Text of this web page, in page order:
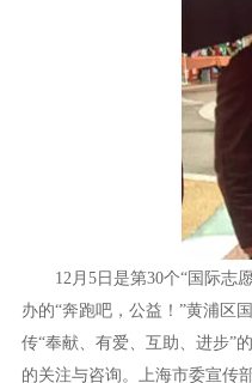
12月5日是第30个“国际志愿
办的“奔跑吧，公益！”黄浦区
传“奉献、有爱、互助、进步”
的关注与咨询。上海市委宣传